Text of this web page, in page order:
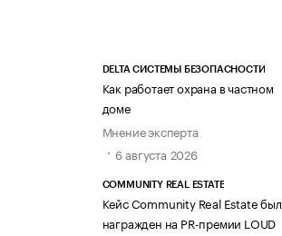
DELTA СИСТЕМЫ БЕЗОПАСНОСТИ
Как работает охрана в частном
доме
Мнение эксперта
6 августа 2026
COMMUNITY REAL ESTATE
Кейс Community Real Estate был
награжден на PR-премии LOUD